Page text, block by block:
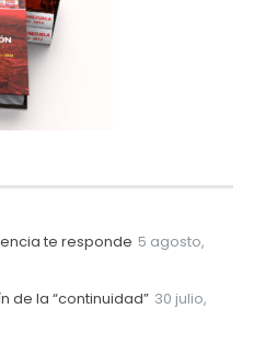
te responde 5 agosto,
de la “continuidad” 30 julio,